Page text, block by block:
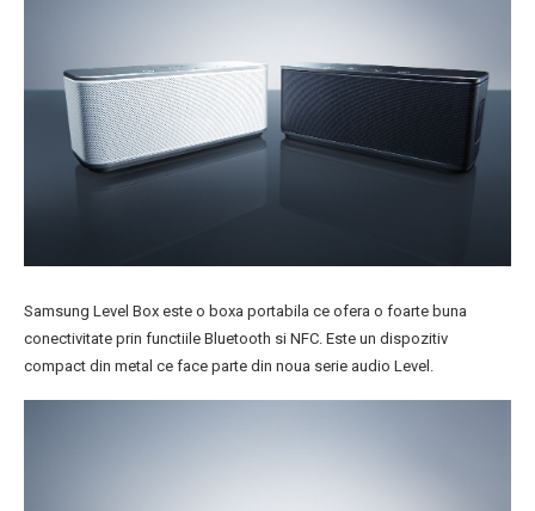
Samsung Level Box este o boxa portabila ce ofera o foarte buna
conectivitate prin functiile Bluetooth si NFC. Este un dispozitiv
compact din metal ce face parte din noua serie audio Level.